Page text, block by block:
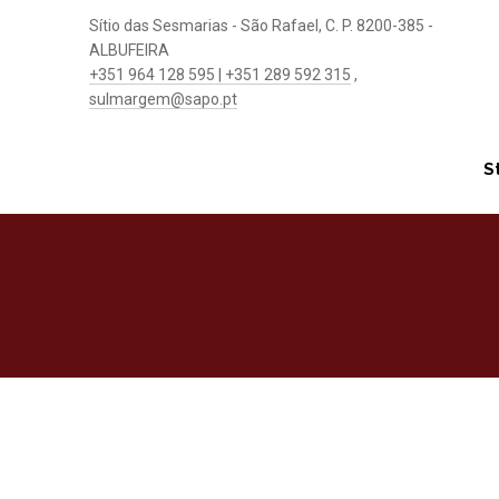
Sítio das Sesmarias - São Rafael, C. P. 8200-385 -
ALBUFEIRA
+351 964 128 595 | +351 289 592 315 ,
sulmargem@sapo.pt